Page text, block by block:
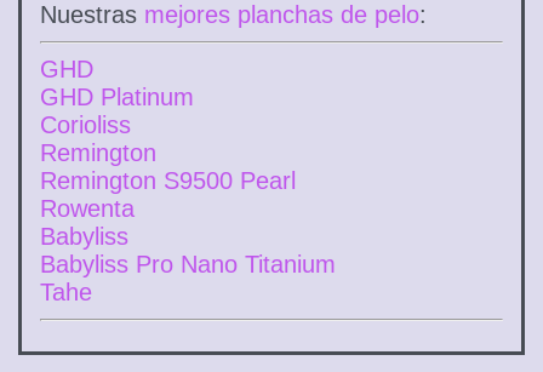
Nuestras mejores planchas de pelo:
GHD
GHD Platinum
Corioliss
Remington
Remington S9500 Pearl
Rowenta
Babyliss
Babyliss Pro Nano Titanium
Tahe